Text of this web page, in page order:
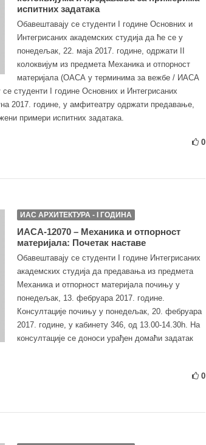
испитних задатака
Обавештавају се студенти I године Основних и
Интегрисаних академских студија да ће се у
понедељак, 22. маја 2017. године, одржати II
колоквијум из предмета Механика и отпорност
материјала (ОАСА у терминима за вежбе / ИАСА
студенти I године Основних и Интегрисаних
2017. године, у амфитеатру одржати предавање,
примери испитних задатака.
0
ИАС АРХИТЕКТУРА - I ГОДИНА
ИАСА-12070 – Механика и отпорност
материјала: Почетак наставе
Обавештавају се студенти I године Интегрисаних
академских студија да предавања из предмета
Механика и отпорност материјала почињу у
понедељак, 13. фебруара 2017. године.
Консултације почињу у понедељак, 20. фебруара
2017. године, у кабинету 346, од 13.00-14.30h. На
консултације се доноси урађен домаћи задатак
0